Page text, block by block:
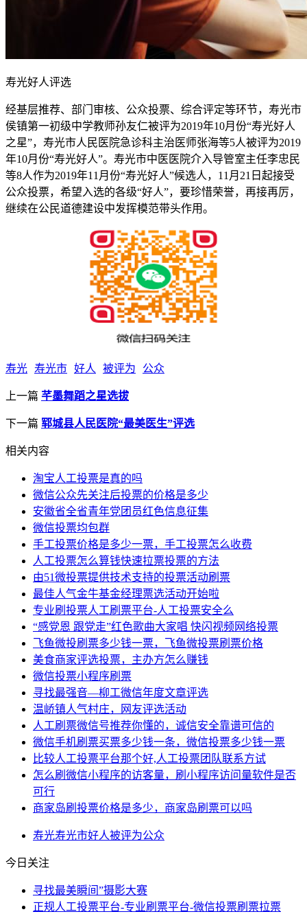
寿光好人评选
经基层推荐、部门审核、公众投票、综合评定等环节，寿光市
侯镇第一初级中学教师孙友仁被评为2019年10月份“寿光好人
之星”，寿光市人民医院急诊科主治医师张海等5人被评为2019
年10月份“寿光好人”。寿光市中医医院介入导管室主任李忠民
等8人作为2019年11月份“寿光好人”候选人，11月21日起接受
公众投票，希望入选的各级“好人”，要珍惜荣誉，再接再厉，
继续在公民道德建设中发挥模范带头作用。
寿光 寿光市 好人 被评为 公众
上一篇 芊墨舞蹈之星选拔
下一篇 郓城县人民医院“最美医生”评选
相关内容
淘宝人工投票是真的吗
微信公众先关注后投票的价格是多少
安徽省全省青年党团员红色信息征集
微信投票均包群
手工投票价格是多少一票，手工投票怎么收费
人工投票怎么算钱快速拉票投票的方法
由51微投票提供技术支持的投票活动刷票
最佳人气金牛基金经理票选活动开始啦
专业刷投票人工刷票平台-人工投票安全么
“感党恩 跟党走”红色歌曲大家唱 快闪视频网络投票
飞鱼微投刷票多少钱一票，飞鱼微投票刷票价格
美食商家评选投票，主办方怎么赚钱
微信投票小程序刷票
寻找最强音—柳工微信年度文章评选
温峤镇人气村庄，网友评选活动
人工刷票微信号推荐你懂的，诚信安全靠谱可信的
微信手机刷票买票多少钱一条，微信投票多少钱一票
比较人工投票平台那个好,人工投票团队联系方试
怎么刷微信小程序的访客量，刷小程序访问量软件是否
可行
商家岛刷投票价格是多少，商家岛刷票可以吗
寿光寿光市好人被评为公众
今日关注
寻找最美瞬间”摄影大赛
正规人工投票平台-专业刷票平台-微信投票刷票拉票